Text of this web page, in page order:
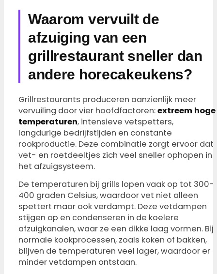
Waarom vervuilt de
afzuiging van een
grillrestaurant sneller dan
andere horecakeukens?
Grillrestaurants produceren aanzienlijk meer
vervuiling door vier hoofdfactoren:extreem hoge
temperaturen, intensieve vetspetters,
langdurige bedrijfstijden en constante
rookproductie. Deze combinatie zorgt ervoor dat
vet- en roetdeeltjes zich veel sneller ophopen in
het afzuigsysteem.
De temperaturen bij grills lopen vaak op tot 300-
400 graden Celsius, waardoor vet niet alleen
spettert maar ook verdampt. Deze vetdampen
stijgen op en condenseren in de koelere
afzuigkanalen, waar ze een dikke laag vormen. Bij
normale kookprocessen, zoals koken of bakken,
blijven de temperaturen veel lager, waardoor er
minder vetdampen ontstaan.